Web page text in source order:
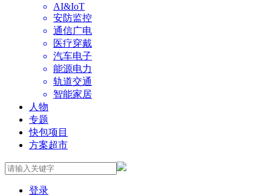
AI&IoT
安防监控
通信广电
医疗穿戴
汽车电子
能源电力
轨道交通
智能家居
人物
专题
快包项目
方案超市
登录